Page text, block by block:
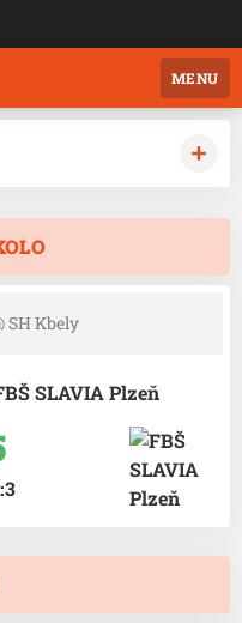
MENU
SH Kbely
SLAVIA Plzeň